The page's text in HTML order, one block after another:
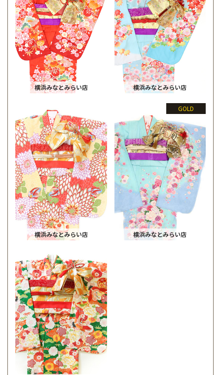
横浜みなとみらい店 横浜みなとみらい店
横浜みなとみらい店
GOLD
横浜みなとみらい店